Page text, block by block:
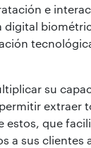
e
su
extraer
que
a sus clientes